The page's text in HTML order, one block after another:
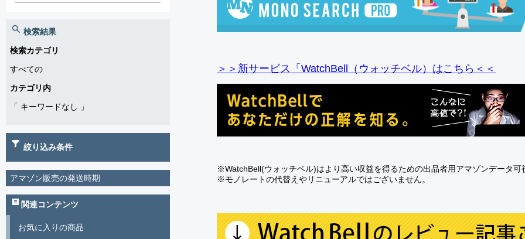
＞＞新サービス「WatchBell（ウォッチベル）はこちら＜＜
※WatchBell(ウォッチベル)はより高い収益を得るための出品者用アマゾンデータ可
※モノレートの代替えやリニューアルではございません。
検索結果
検索カテゴリ
すべての
カテゴリ内
「 キーワードなし 」
絞り込み条件
アマゾン販売の発送時期
関連コンテンツ
お気に入りの商品